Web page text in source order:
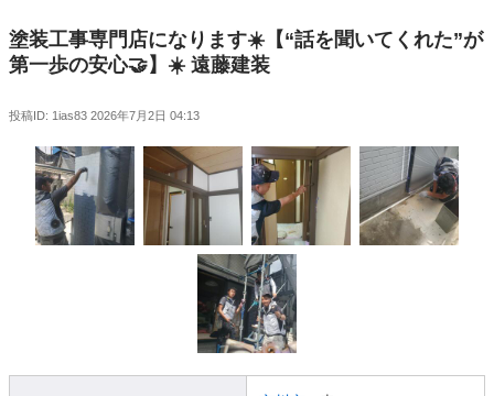
塗装工事専門店になります☀️【“話を聞いてくれた”が
第一歩の安心🤝】☀️ 遠藤建装
投稿ID: 1ias83 2026年7月2日 04:13